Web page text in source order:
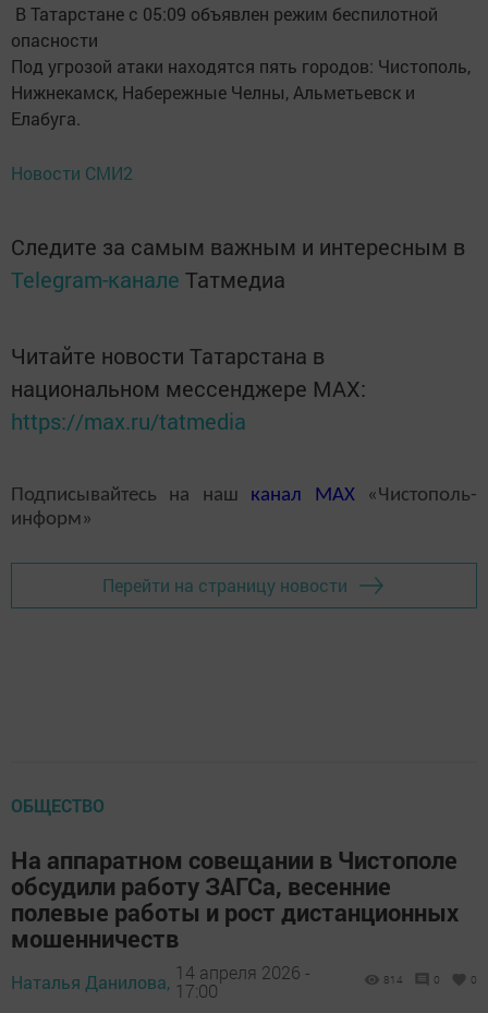
В Татарстане с 05:09 объявлен режим беспилотной
опасности
Под угрозой атаки находятся пять городов: Чистополь,
Нижнекамск, Набережные Челны, Альметьевск и
Елабуга.
Новости СМИ2
Следите за самым важным и интересным в
Telegram-канале Татмедиа
Читайте новости Татарстана в
национальном мессенджере MАХ:
https://max.ru/tatmedia
Подписывайтесь на наш канал MAX«Чистополь-
информ»
Перейти на страницу новости
ОБЩЕСТВО
На аппаратном совещании в Чистополе
обсудили работу ЗАГСа, весенние
полевые работы и рост дистанционных
мошенничеств
Наталья Данилова, 14 апреля 2026 -
17:00
814 0 0